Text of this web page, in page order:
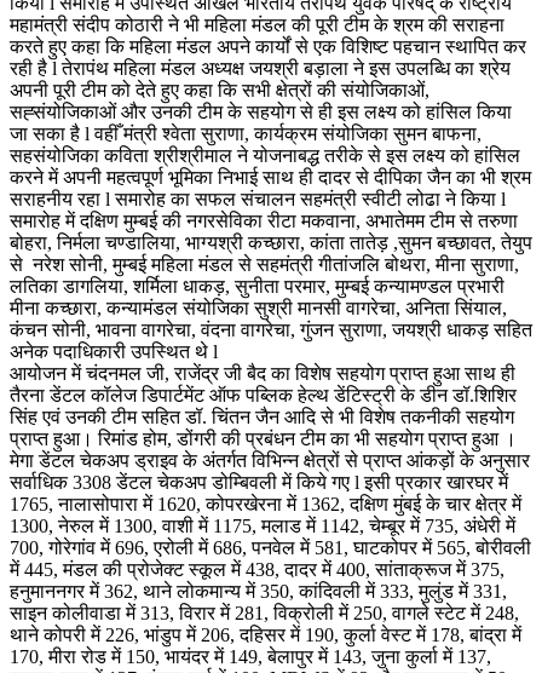
महामंत्री संदीप कोठारी ने भी महिला मंडल की पूरी टीम के श्रम की सराहना
करते हुए कहा कि महिला मंडल अपने कार्यों से एक विशिष्ट पहचान स्थापित कर
रही है l तेरापंथ महिला मंडल अध्यक्ष जयश्री बड़ाला ने इस उपलब्धि का श्रेय
अपनी पूरी टीम को देते हुए कहा कि सभी क्षेत्रों की संयोजिकाओं,
सह्संयोजिकाओं और उनकी टीम के सहयोग से ही इस लक्ष्य को हांसिल किया
जा सका है l वहीँ मंत्री श्वेता सुराणा, कार्यक्रम संयोजिका सुमन बाफना,
सहसंयोजिका कविता श्रीश्रीमाल ने योजनाबद्ध तरीके से इस लक्ष्य को हांसिल
करने में अपनी महत्वपूर्ण भूमिका निभाई साथ ही दादर से दीपिका जैन का भी श्रम
सराहनीय रहा l समारोह का सफल संचालन सहमंत्री स्वीटी लोढा ने किया l
समारोह में दक्षिण मुम्बई की नगरसेविका रीटा मकवाना, अभातेमम टीम से तरुणा
बोहरा, निर्मला चण्डालिया, भाग्यश्री कच्छारा, कांता तातेड़ ,सुमन बच्छावत, तेयुप
से नरेश सोनी, मुम्बई महिला मंडल से सहमंत्री गीतांजलि बोथरा, मीना सुराणा,
लतिका डागलिया, शर्मिला धाकड़, सुनीता परमार, मुम्बई कन्यामण्डल प्रभारी
मीना कच्छारा, कन्यामंडल संयोजिका सुश्री मानसी वागरेचा, अनिता सिंयाल,
कंचन सोनी, भावना वागरेचा, वंदना वागरेचा, गुंजन सुराणा, जयश्री धाकड़ सहित
अनेक पदाधिकारी उपस्थित थे l
आयोजन में चंदनमल जी, राजेंद्र जी बैद का विशेष सहयोग प्राप्त हुआ साथ ही
तैरना डेंटल कॉलेज डिपार्टमेंट ऑफ पब्लिक हेल्थ डेंटिस्ट्री के डीन डॉ.शिशिर
सिंह एवं उनकी टीम सहित डॉ. चिंतन जैन आदि से भी विशेष तकनीकी सहयोग
प्राप्त हुआ। रिमांड होम, डोंगरी की प्रबंधन टीम का भी सहयोग प्राप्त हुआ ।
मेगा डेंटल चेकअप ड्राइव के अंतर्गत विभिन्न क्षेत्रों से प्राप्त आंकड़ों के अनुसार
सर्वाधिक 3308 डेंटल चेकअप डोम्बिवली में किये गए l इसी प्रकार खारघर में
1765, नालासोपारा में 1620, कोपरखेरना में 1362, दक्षिण मुंबई के चार क्षेत्र में
1300, नेरुल में 1300, वाशी में 1175, मलाड में 1142, चेम्बूर में 735, अंधेरी में
700, गोरेगांव में 696, एरोली में 686, पनवेल में 581, घाटकोपर में 565, बोरीवली
में 445, मंडल की प्रोजेक्ट स्कूल में 438, दादर में 400, सांताक्रूज में 375,
हनुमाननगर में 362, थाने लोकमान्य में 350, कांदिवली में 333, मुलुंड में 331,
साइन कोलीवाडा में 313, विरार में 281, विक्रोली में 250, वागले स्टेट में 248,
थाने कोपरी में 226, भांडुप में 206, दहिसर में 190, कुर्ला वेस्ट में 178, बांद्रा में
170, मीरा रोड में 150, भायंदर में 149, बेलापुर में 143, जुना कुर्ला में 137,